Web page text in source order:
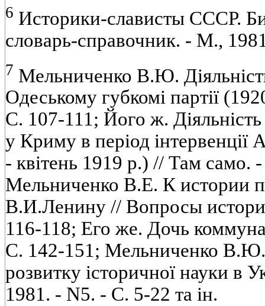
6 Историки-слависты СССР.
словарь-справочник. - М.,
7 Мельниченко В.Ю.
Одеському губкомi партiї
С. 107-111; Його ж.
у Криму в перiод iнтервенцiї
- квiтень 1919 р.) // Там само.
Мельниченко В.Е. К истории
В.И.Ленину // Вопросы
116-118; Его же. Дочь
С. 142-151; Мельниченко В.Ю.
розвитку iсторичної науки в
1981. - N5. - С. 5-22 та iн.